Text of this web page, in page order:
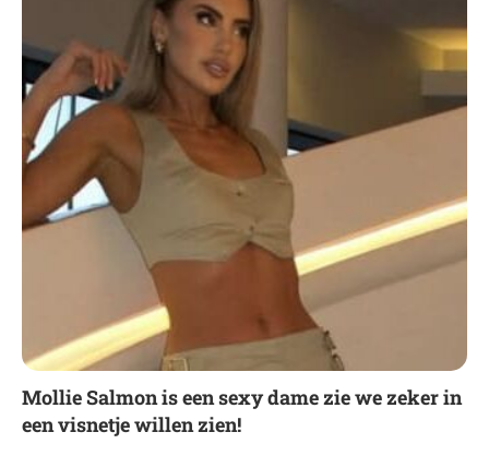
Mollie Salmon is een sexy dame zie we zeker in
een visnetje willen zien!